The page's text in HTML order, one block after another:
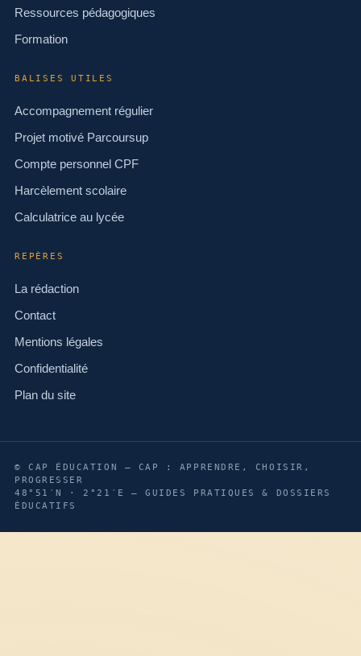
Ressources pédagogiques
Formation
BALISES UTILES
Accompagnement régulier
Projet motivé Parcoursup
Compte personnel CPF
Harcèlement scolaire
Calculatrice au lycée
REPÈRES
La rédaction
Contact
Mentions légales
Confidentialité
Plan du site
© CAP ÉDUCATION — CAP : APPRENDRE, CHOISIR,
PROGRESSER
48°51′N · 2°21′E — GUIDES PRATIQUES & DOSSIERS
ÉDUCATIFS